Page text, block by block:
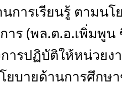
การเรียนรู้ ตามน
าร (พล.ต.อ.เพิ่มพู
ารปฏิบัติให้หน่วยง
ยบายด้านการศึกษ